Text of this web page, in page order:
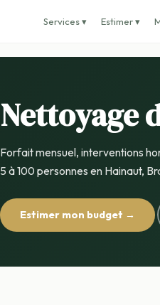
Services ▾ Estimer ▾
Nettoyage
Forfait mensuel, interventions
5 à 100 personnes en Hainaut,
Estimer mon budget →